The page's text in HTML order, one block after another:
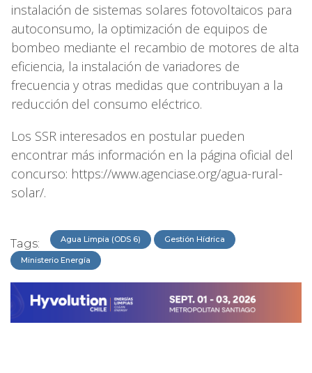
instalación de sistemas solares fotovoltaicos para
autoconsumo, la optimización de equipos de
bombeo mediante el recambio de motores de alta
eficiencia, la instalación de variadores de
frecuencia y otras medidas que contribuyan a la
reducción del consumo eléctrico.
Los SSR interesados en postular pueden
encontrar más información en la página oficial del
concurso: https://www.agenciase.org/agua-rural-
solar/.
Tags: Agua Limpia (ODS 6) Gestión Hídrica
Ministerio Energía